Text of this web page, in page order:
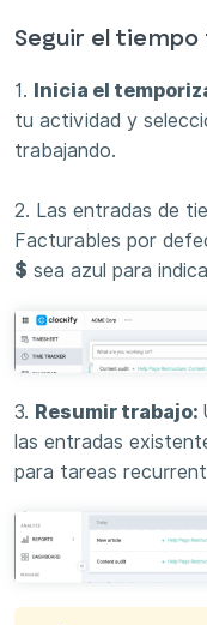
Seguir el
1. Inicia el
tu actividad y
trabajando.
2. Las entradas de
Facturables por
$ sea azul para
3. Resumir trabajo:
las entradas
para tareas